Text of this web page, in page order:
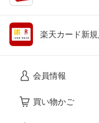
楽天カード新
会員情報
買い物かご